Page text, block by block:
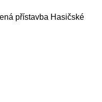
přístavba Hasičské